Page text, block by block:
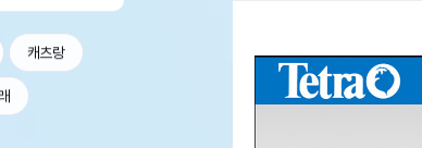
캐츠랑